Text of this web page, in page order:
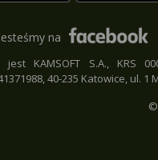
na
KAMSOFT S.A., KRS
40-235 Katowice, ul. 1
©